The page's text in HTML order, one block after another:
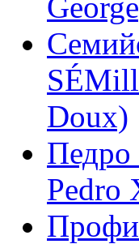
Doux)
Педро
Pedro